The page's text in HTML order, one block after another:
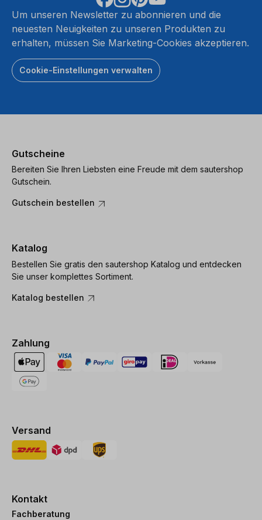
Um unseren Newsletter zu abonnieren und die
neuesten Neuigkeiten zu unseren Produkten zu
erhalten, müssen Sie Marketing-Cookies akzeptieren.
Cookie-Einstellungen verwalten
Gutscheine
Bereiten Sie Ihren Liebsten eine Freude mit dem sautershop
Gutschein.
Gutschein bestellen
Katalog
Bestellen Sie gratis den sautershop Katalog und entdecken
Sie unser komplettes Sortiment.
Katalog bestellen
Zahlung
Versand
Kontakt
Fachberatung